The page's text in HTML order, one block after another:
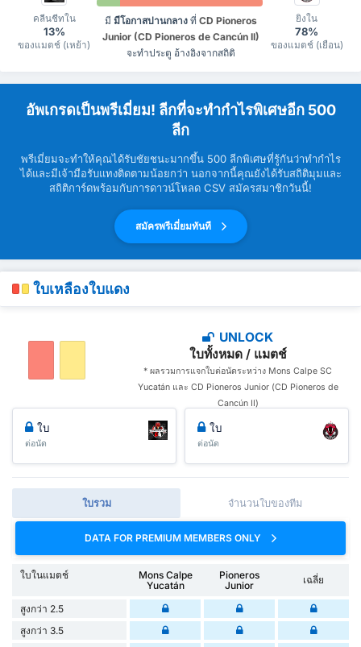
คลีนชีทใน
13%
ของแมตช์ (เหย้า)
มี มีโอกาสปานกลางที่ CD Pioneros
Junior (CD Pioneros de Cancún II)
จะทำประตู อ้างอิงจากสถิติ
ยิงใน
78%
ของแมตช์ (เยือน)
อัพเกรดเป็นพรีเมี่ยม! ลีกที่จะทำกำไรพิเศษอีก 500
ลีก
พรีเมี่ยมจะทำให้คุณได้รับชัยชนะมากขึ้น 500 ลีกพิเศษที่รู้กันว่าทำกำไร
ได้และมีเจ้ามือรับแทงติดตามน้อยกว่า นอกจากนี้คุณยังได้รับสถิติมุมและ
สถิติการ์ดพร้อมกับการดาวน์โหลด CSV สมัครสมาชิกวันนี้!
สมัครพรีเมี่ยมทันที
ใบเหลืองใบแดง
UNLOCK
ใบทั้งหมด / แมตช์
* ผลรวมการแจกใบต่อนัดระหว่าง Mons Calpe SC
Yucatán และ CD Pioneros Junior (CD Pioneros de
Cancún II)
ใบ
ต่อนัด
ใบ
ต่อนัด
ใบรวม จำนวนใบของทีม
DATA FOR PREMIUM MEMBERS ONLY
ใบในแมตช์
Mons Calpe
Yucatán
Pioneros
Junior
เฉลี่ย
สูงกว่า 2.5
สูงกว่า 3.5